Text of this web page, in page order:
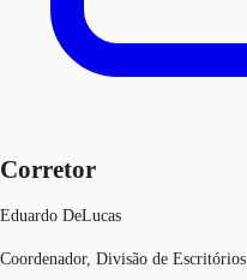
Corretor
Eduardo DeLucas
Coordenador, Divisão de Escritórios